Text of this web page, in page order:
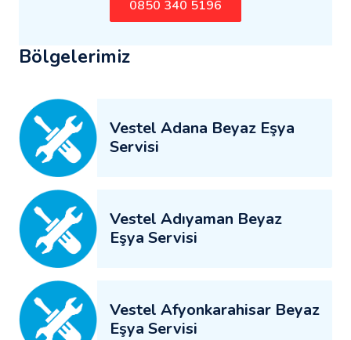
0850 340 5196
Bölgelerimiz
Vestel Adana Beyaz Eşya
Servisi
Vestel Adıyaman Beyaz
Eşya Servisi
Vestel Afyonkarahisar Beyaz
Eşya Servisi